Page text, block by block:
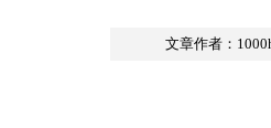
文章作者：